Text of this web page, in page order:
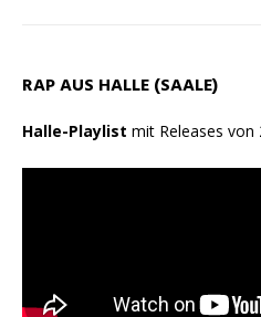
RAP AUS HALLE (SAALE)
Halle-Playlist mit Releases von